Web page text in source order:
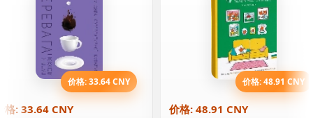
价格: 33.64 CNY
格: 33.64 CNY
价格: 48.91 CNY
价格: 48.91 CNY